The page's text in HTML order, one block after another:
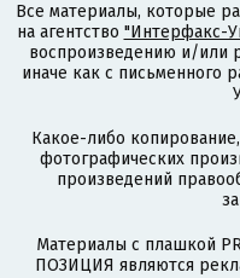
Все материалы, которые
на агентство "Интерфакс-
воспроизведению и/или
иначе как с письменного
Какое-либо
фотографических
произведений
Материалы с плашкой
ПОЗИЦИЯ являются